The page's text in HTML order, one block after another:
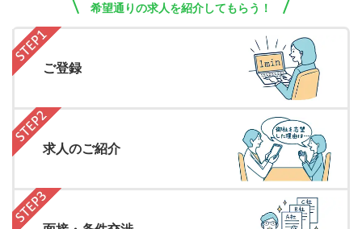
希望通りの求人を紹介してもらう！
ご登録
求人のご紹介